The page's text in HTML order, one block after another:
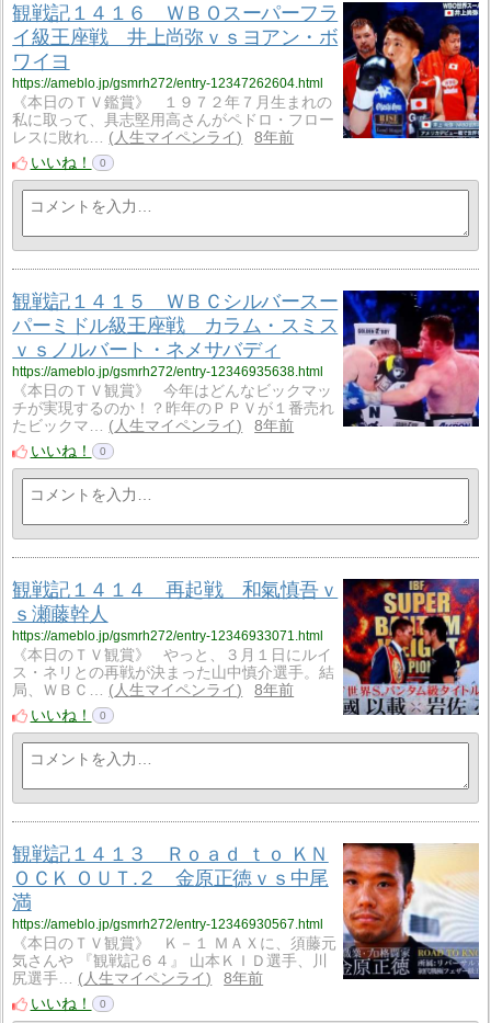
観戦記１４１６ ＷＢＯスーパーフラ
イ級王座戦 井上尚弥ｖｓヨアン・ボ
ワイヨ
https://ameblo.jp/gsmrh272/entry-12347262604.html
《本日のＴＶ鑑賞》 １９７２年７月生まれの
私に取って、具志堅用高さんがペドロ・フロー
レスに敗れ…
人生マイペンライ
8年前
いいね！
0
観戦記１４１５ ＷＢＣシルバースー
パーミドル級王座戦 カラム・スミス
ｖｓノルバート・ネメサバディ
https://ameblo.jp/gsmrh272/entry-12346935638.html
《本日のＴＶ観賞》 今年はどんなビックマッ
チが実現するのか！？昨年のＰＰＶが１番売れ
たビックマ…
人生マイペンライ
8年前
いいね！
0
観戦記１４１４ 再起戦 和氣慎吾ｖ
ｓ瀬藤幹人
https://ameblo.jp/gsmrh272/entry-12346933071.html
《本日のＴＶ観賞》 やっと、３月１日にルイ
ス・ネリとの再戦が決まった山中慎介選手。結
局、ＷＢＣ…
人生マイペンライ
8年前
いいね！
0
観戦記１４１３ Ｒｏａｄ ｔｏ ＫＮ
ＯＣＫ ＯＵＴ.２ 金原正徳ｖｓ中尾
満
https://ameblo.jp/gsmrh272/entry-12346930567.html
《本日のＴＶ観賞》 Ｋ－１ ＭＡＸに、須藤元
気さんや 『観戦記６４』 山本ＫＩＤ選手、川
尻選手…
人生マイペンライ
8年前
いいね！
0